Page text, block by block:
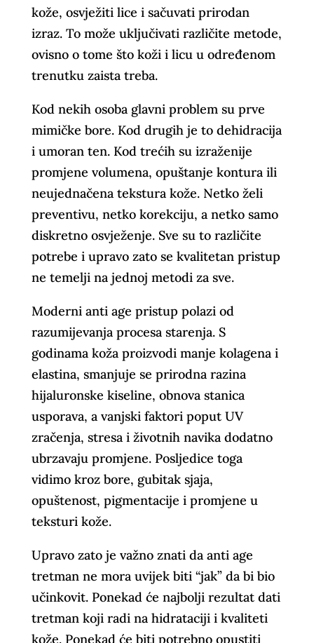
kože, osvježiti lice i sačuvati prirodan
izraz. To može uključivati različite metode,
ovisno o tome što koži i licu u određenom
trenutku zaista treba.
Kod nekih osoba glavni problem su prve
mimičke bore. Kod drugih je to dehidracija
i umoran ten. Kod trećih su izraženije
promjene volumena, opuštanje kontura ili
neujednačena tekstura kože. Netko želi
preventivu, netko korekciju, a netko samo
diskretno osvježenje. Sve su to različite
potrebe i upravo zato se kvalitetan pristup
ne temelji na jednoj metodi za sve.
Moderni anti age pristup polazi od
razumijevanja procesa starenja. S
godinama koža proizvodi manje kolagena i
elastina, smanjuje se prirodna razina
hijaluronske kiseline, obnova stanica
usporava, a vanjski faktori poput UV
zračenja, stresa i životnih navika dodatno
ubrzavaju promjene. Posljedice toga
vidimo kroz bore, gubitak sjaja,
opuštenost, pigmentacije i promjene u
teksturi kože.
Upravo zato je važno znati da anti age
tretman ne mora uvijek biti “jak” da bi bio
učinkovit. Ponekad će najbolji rezultat dati
tretman koji radi na hidrataciji i kvaliteti
kože. Ponekad će biti potrebno opustiti